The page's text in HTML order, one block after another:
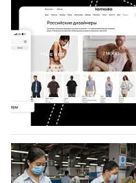
Shoes
Компания BALLINA
Co., Ltd., основанная
Гуанчжоу, столице
профессиональной
объединяющей
07.08.2026 449
На платформе
условия